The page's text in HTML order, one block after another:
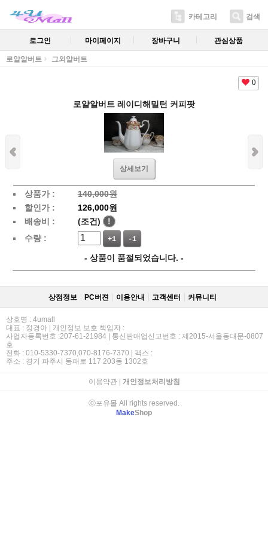
카테고리 검색
로그인 마이페이지 장바구니 관심상품
로얄알버트 그외알버트
0
로얄알버트 레이디해밀턴 커피팟
상세보기
상품가 :
140,000원
할인가 :
126,000원
배송비 :
(조건)
!
수량 :
+1 -1
- 상품이 품절되었습니다. -
상점정보 PC버젼 이용안내 고객센터 커뮤니티
상호명 : 4umall
대표 : 정경아 | 개인정보 보호 책임자 :
사업자등록번호 :207-61-21984 | 통신판매업신고번호 : 제2015-서울동대문-0807
호
전화 : 010-5330-7370,070-8176-7370 | 팩스 :
주소 : 경기 파주시 동패로 117 203동 1302호
이용약관| 개인정보처리방침
ⓒ포유몰 All rights reserved.
MakeShop